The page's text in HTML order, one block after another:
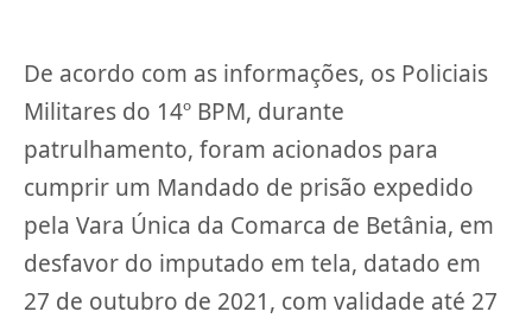
De acordo com as informações, os Policiais
Militares do 14º BPM, durante
patrulhamento, foram acionados para
cumprir um Mandado de prisão expedido
pela Vara Única da Comarca de Betânia, em
desfavor do imputado em tela, datado em
27 de outubro de 2021, com validade até 27